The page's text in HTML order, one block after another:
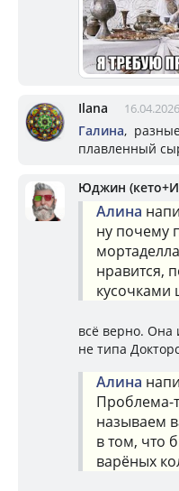
Ilana
Галина,
плавленный
Юджин
Алина
ну почему
нравится,
кусочками
всё верно. Она
не типа
Алина
Проблема-
называем
в том, что
варёных